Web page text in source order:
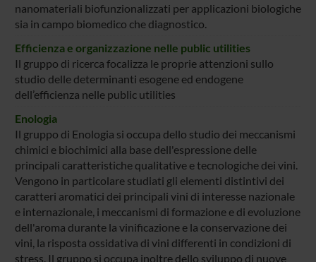
nanomateriali biofunzionalizzati per applicazioni biologiche
sia in campo biomedico che diagnostico.
Efficienza e organizzazione nelle public utilities
Il gruppo di ricerca focalizza le proprie attenzioni sullo
studio delle determinanti esogene ed endogene
dell’efficienza nelle public utilities
Enologia
Il gruppo di Enologia si occupa dello studio dei meccanismi
chimici e biochimici alla base dell'espressione delle
principali caratteristiche qualitative e tecnologiche dei vini.
Vengono in particolare studiati gli elementi distintivi dei
caratteri aromatici dei principali vini di interesse nazionale
e internazionale, i meccanismi di formazione e di evoluzione
dell'aroma durante la vinificazione e la conservazione dei
vini, la risposta ossidativa di vini differenti in condizioni di
stress. Il gruppo si occupa inoltre dello sviluppo di nuove